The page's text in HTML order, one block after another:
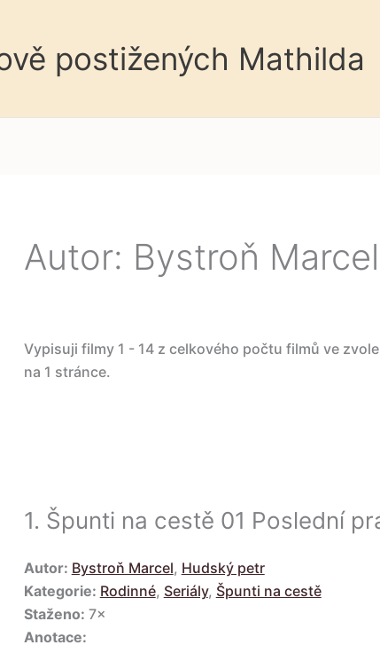
postižených Mathilda
Autor: Bystroň Marcel
Vypisuji filmy 1 - 14 z celkového počtu filmů ve
na 1 stránce.
1. Špunti na cestě 01 Poslední
Autor: Bystroň Marcel, Hudský petr
Kategorie: Rodinné, Seriály, Špunti na cestě
Staženo: 7×
Anotace: